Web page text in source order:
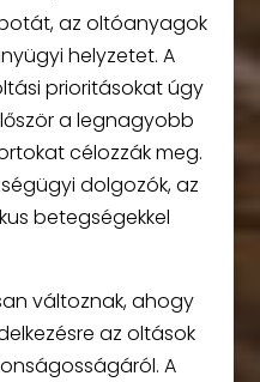
az oltóanyagok
helyzetet. A
prioritásokat úgy
a legnagyobb
célozzák meg.
dolgozók, az
betegségekkel
változnak, ahogy
az oltások
A